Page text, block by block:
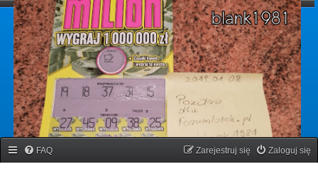
forumlotek.pl
Forum gier liczbowych
FAQ Zaloguj się
Zarejestruj się